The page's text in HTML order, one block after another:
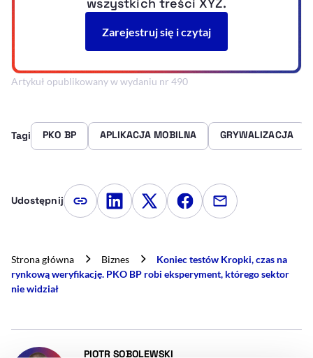
Artykuł opublikowany w wydaniu nr 490
Tagi PKO BP APLIKACJA MOBILNA GRYWALIZACJA
Udostępnij Kopiuj link artykułu
Udostępnij na LinkedIn
Udostępnij na Twitterze
Udostępnij na
Udostępnij
Strona główna Biznes
Koniec testów Kropki, czas na
rynkową weryfikację. PKO BP robi eksperyment, którego sektor
nie widział
PIOTR SOBOLEWSKI